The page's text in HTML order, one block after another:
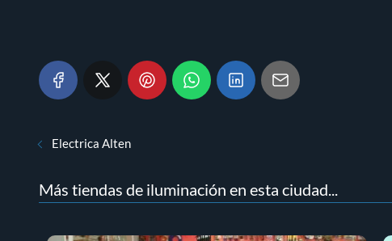
Electrica Alten
Más tiendas de iluminación en esta ciudad...